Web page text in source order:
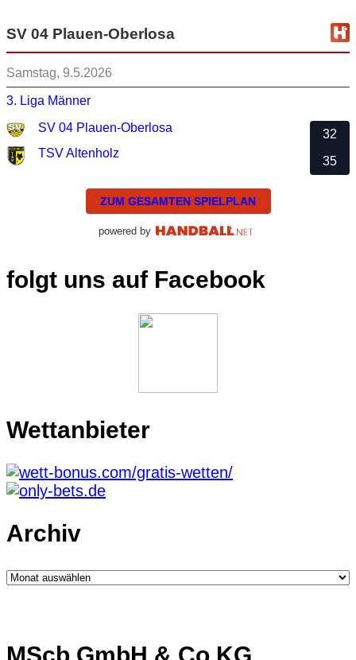
SV 04 Plauen-Oberlosa
Samstag, 9.5.2026
3. Liga Männer
SV 04 Plauen-Oberlosa
TSV Altenholz
32
35
ZUM GESAMTEN SPIELPLAN
powered by
folgt uns auf Facebook
Wettanbieter
Archiv
Archiv
MScb GmbH & Co.KG